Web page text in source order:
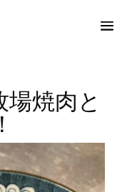
焼肉と